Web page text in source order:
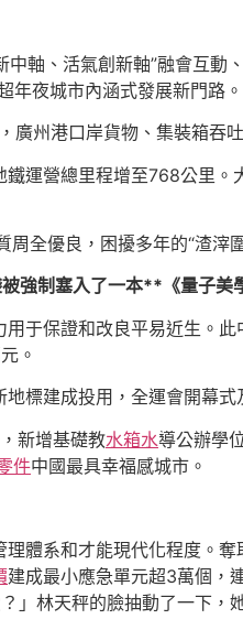
軸、活氣創新軸”融會互動
年夜城市內涵式發展新門路。
廣州港口岸貨物、集裝箱吞
運營總里程增至768公里
全優良，困擾多年的“渣滓
強制塞入了一本**《量子美
于保證和改良平易近生。
。
標建成投用，全運會開幕式
新增基礎教水箱水導公辦學
件中國最具幸福感城市。
理體系和才能現代化程度。
建成最小應急單元超3萬個，
」林天秤的臉抽動了一下